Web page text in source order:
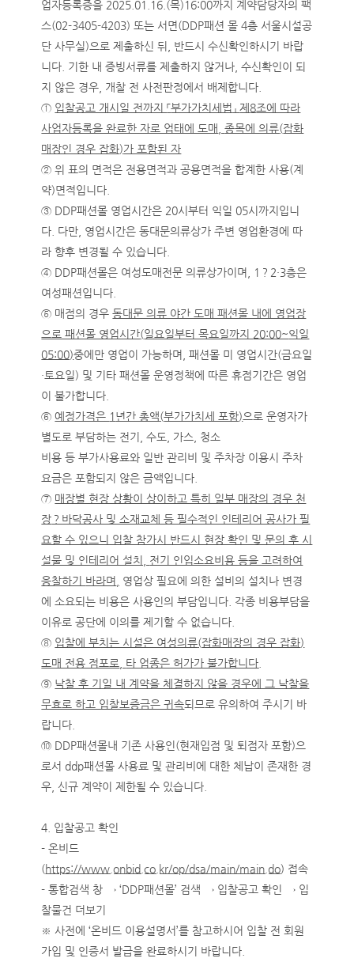
업자등록증을 2025.01.16.(목)16:00까지 계약담당자의 팩
스(02-3405-4203) 또는 서면(DDP패션 몰 4층 서울시설공
단 사무실)으로 제출하신 뒤, 반드시 수신확인하시기 바랍
니다. 기한 내 증빙서류를 제출하지 않거나, 수신확인이 되
지 않은 경우, 개찰 전 사전판정에서 배제합니다.
① 입찰공고 개시일 전까지「부가가치세법 」제 8조에 따라
사업자등록을 완료한 자로 업태에 도매
,종목에 의류(잡화
매장인 경우 잡화)가 포함된 자
② 위 표의 면적은 전용면적과 공용면적을 합계한 사용(계
약)면적입니다.
③ DDP패션몰 영업시간은 20시부터 익일 05시까지입니
다. 다만, 영업시간은 동대문의류상가 주변 영업환경에 따
라 향후 변경될 수 있습니다.
④ DDP패션몰은 여성도매전문 의류상가이며, 1？2·3층은
여성패션입니다.
⑤ 매점의 경우동대문 의류 야간 도매 패션몰 내에 영업장
으로 패션몰 영업시간(일요일부터 목요일까지 20:00~익일
05:00)중에만 영업이 가능하며, 패션몰 미 영업시간(금요일
·토요일) 및 기타 패션몰 운영정책에 따른 휴점기간은 영업
이 불가합니다.
⑥예정가격은 1년간 총액(부가가치세 포함)으로 운영자가
별도로 부담하는 전기, 수도, 가스, 청소
비용 등 부가사용료와 일반 관리비 및 주차장 이용시 주차
요금은 포함되지 않은 금액입니다.
⑦ 매장별 현장 상황이 상이하고 특히 일부 매장의 경우 천
장 ？바닥공사 및 소재교체 등 필수적인 인테리어 공사가 필
요할 수 있으니 입찰 참가시 반드시 현장 확인 및 문의 후 시
설물 및 인테리어 설치, 전기 인입소요비용 등을 고려하여
응찰하기 바라며
영업상 필요에 의한 설비의 설치나 변경
에 소요되는 비용은 사용인의 부담입니다. 각종 비용부담을
이유로 공단에 이의를 제기할 수 없습니다.
⑧ 입찰에 부치는 시설은 여성의류(잡화매장의 경우 잡화)
도매 전용 점포로
타 업종은 허가가 불가합니다
⑨ 낙찰 후 기일 내 계약을 체결하지 않을 경우에 그 낙찰을
무효로 하고 입찰보증금은 귀속되므로 유의하여 주시기 바
랍니다.
⑩ DDP패션몰내 기존 사용인(현재입점 및 퇴점자 포함)으
로서 ddp패션몰 사용료 및 관리비에 대한 체납이 존재한 경
우, 신규 계약이 제한될 수 있습니다.
4. 입찰공고 확인
- 온비드
(https://www.onbid.co.kr/op/dsa/main/main.do) 접속
- 통합검색 창 → ‘DDP패션몰’ 검색 → 입찰공고 확인 → 입
찰물건 더보기
※ 사전에 ‘온비드 이용설명서’를 참고하시어 입찰 전 회원
가입 및 인증서 발급을 완료하시기 바랍니다.